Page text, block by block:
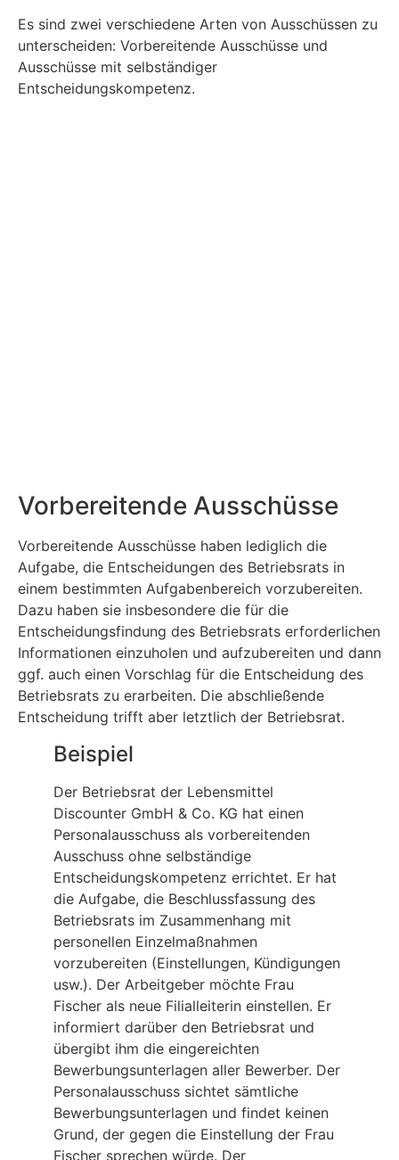
Es sind zwei verschiedene Arten von Ausschüssen zu
unterscheiden: Vorbereitende Ausschüsse und
Ausschüsse mit selbständiger
Entscheidungskompetenz.
Vorbereitende Ausschüsse
Vorbereitende Ausschüsse haben lediglich die
Aufgabe, die Entscheidungen des Betriebsrats in
einem bestimmten Aufgabenbereich vorzubereiten.
Dazu haben sie insbesondere die für die
Entscheidungsfindung des Betriebsrats erforderlichen
Informationen einzuholen und aufzubereiten und dann
ggf. auch einen Vorschlag für die Entscheidung des
Betriebsrats zu erarbeiten. Die abschließende
Entscheidung trifft aber letztlich der Betriebsrat.
Beispiel
Der Betriebsrat der Lebensmittel
Discounter GmbH & Co. KG hat einen
Personalausschuss als vorbereitenden
Ausschuss ohne selbständige
Entscheidungskompetenz errichtet. Er hat
die Aufgabe, die Beschlussfassung des
Betriebsrats im Zusammenhang mit
personellen Einzelmaßnahmen
vorzubereiten (Einstellungen, Kündigungen
usw.). Der Arbeitgeber möchte Frau
Fischer als neue Filialleiterin einstellen. Er
informiert darüber den Betriebsrat und
übergibt ihm die eingereichten
Bewerbungsunterlagen aller Bewerber. Der
Personalausschuss sichtet sämtliche
Bewerbungsunterlagen und findet keinen
Grund, der gegen die Einstellung der Frau
Fischer sprechen würde. Der